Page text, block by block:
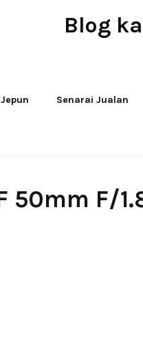
Blog
Senarai Jualan
50mm F/